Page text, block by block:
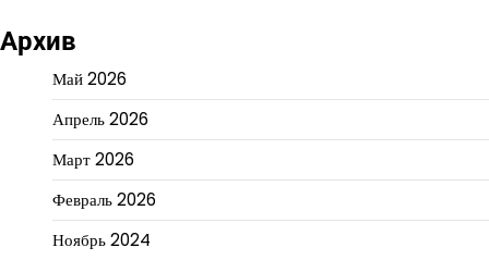
Архив
Май 2026
Апрель 2026
Март 2026
Февраль 2026
Ноябрь 2024